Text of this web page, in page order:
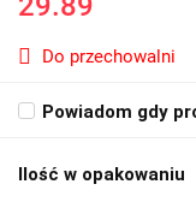
Do przechowalni
Powiadom gdy
Ilość w opakowaniu